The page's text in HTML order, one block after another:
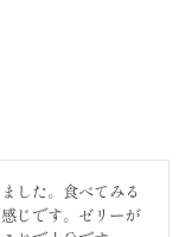
した。食べてみる
じです。ゼリーが